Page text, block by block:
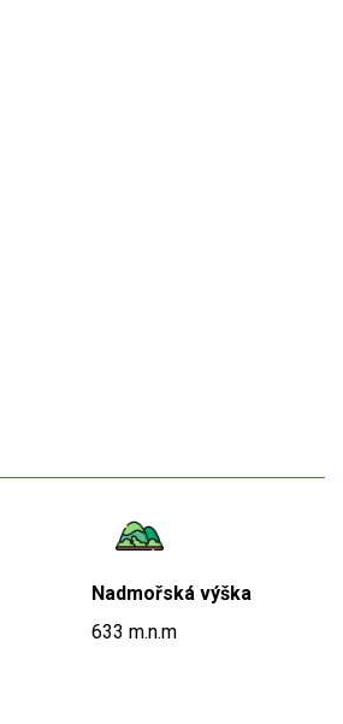
Nadmořská výška
633 m.n.m